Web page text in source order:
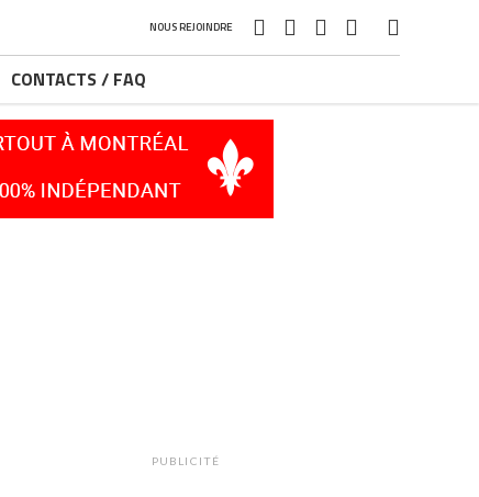
NOUS REJOINDRE
CONTACTS / FAQ
PUBLICITÉ